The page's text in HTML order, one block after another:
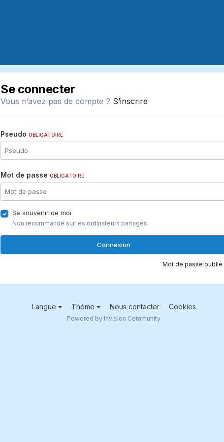
Se connecter
Vous n’avez pas de compte ? S’inscrire
Pseudo OBLIGATOIRE
Mot de passe OBLIGATOIRE
Se souvenir de moi
Non recommandé sur les ordinateurs partagés
Connexion
Mot de passe oublié
Langue Thème Nous contacter Cookies
Powered by Invision Community